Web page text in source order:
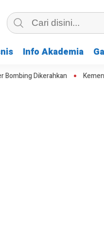
Info Akademia
Kemenhub Pangkas